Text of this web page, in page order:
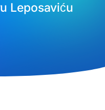
Leposaviću